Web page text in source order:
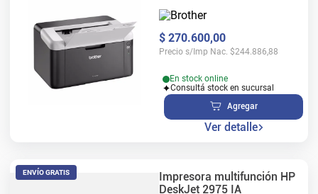
$ 270.600,00
Precio s/Imp Nac. $244.886,88
En stock online
Consultá stock en sucursal
Agregar
Ver detalle
ENVÍO GRATIS
Impresora multifunción HP
DeskJet 2975 IA